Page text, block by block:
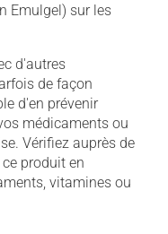
Emulgel) sur les
d'autres
de façon
d'en prévenir
médicaments ou
Vérifiez auprès de
produit en
vitamines ou